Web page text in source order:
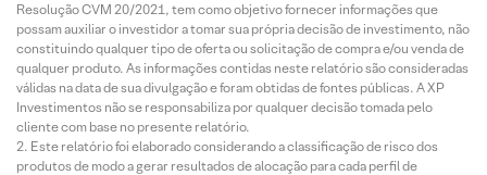
Resolução CVM 20/2021, tem como objetivo fornecer informações que
possam auxiliar o investidor a tomar sua própria decisão de investimento, não
constituindo qualquer tipo de oferta ou solicitação de compra e/ou venda de
qualquer produto. As informações contidas neste relatório são consideradas
válidas na data de sua divulgação e foram obtidas de fontes públicas. A XP
Investimentos não se responsabiliza por qualquer decisão tomada pelo
cliente com base no presente relatório.
Este relatório foi elaborado considerando a classificação de risco dos
produtos de modo a gerar resultados de alocação para cada perfil de